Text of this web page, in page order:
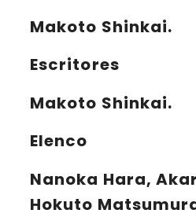
Makoto Shinkai.
Escritores
Makoto Shinkai.
Elenco
Nanoka Hara,
Hokuto